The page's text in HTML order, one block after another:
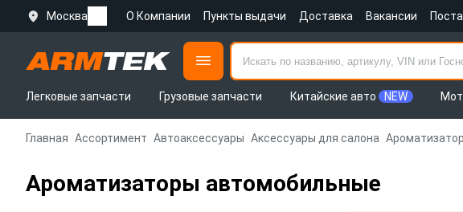
Москва О Компании Пункты выдачи Доставка Вакансии
Легковые запчасти
Грузовые запчасти Китайские авто NEW
Главная Ассортимент Автоаксессуары Аксессуары для салона
Ароматизаторы автомобильные